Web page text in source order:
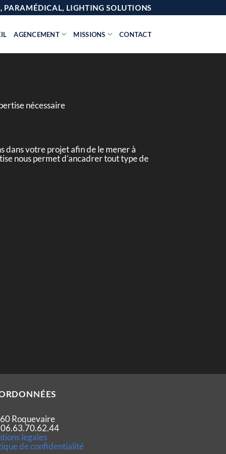
PARAMÉDICAL, LIGHTING SOLUTIONS
AGENCEMENT MISSIONS CONTACT
nécessaire
dans votre projet afin de le mener à
nous permet d’ancadrer tout type de
Roquevaire
06.63.70.62.44
legales
de confidentialité